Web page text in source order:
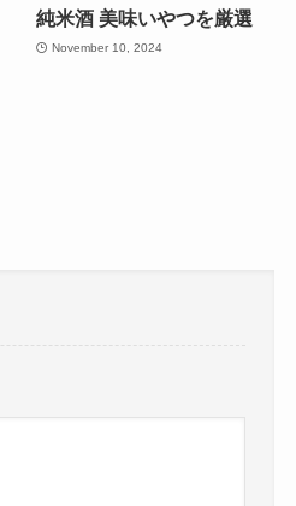
純米酒 美味いやつを厳選
November 10, 2024